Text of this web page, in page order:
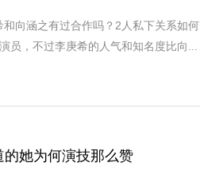
向涵之有过合作吗？2人私下关系如何
员，不过李庚希的人气和知名度比向...
她为何演技那么赞